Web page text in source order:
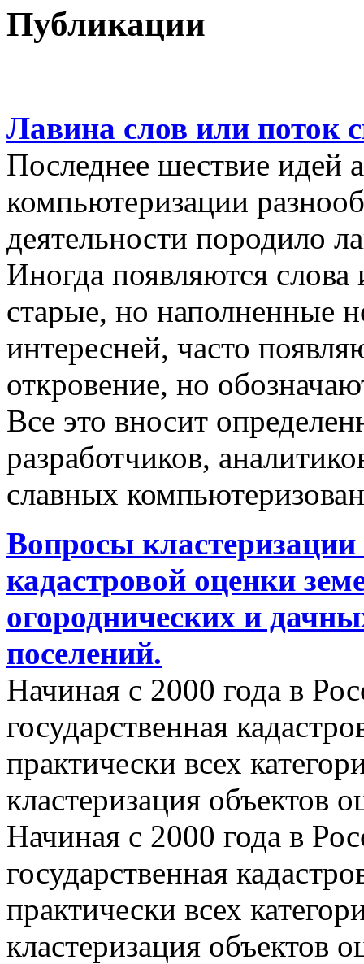
Публикации
Лавина слов или поток
Последнее шествие идей
компьютеризации
деятельности породило
Иногда появляются
старые, но наполненные
интересней, часто
откровение, но
Все это вносит
разработчиков,
славных
Вопросы кластеризации
кадастровой оценки
огороднических и
поселений.
Начиная с 2000 года в
государственная
практически всех
кластеризация объектов
Начиная с 2000 года в
государственная
практически всех
кластеризация объектов